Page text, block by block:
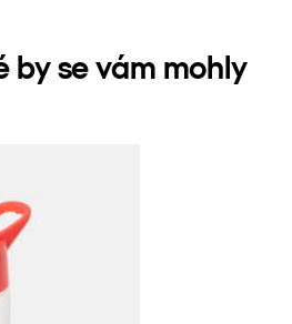
by se vám mohly